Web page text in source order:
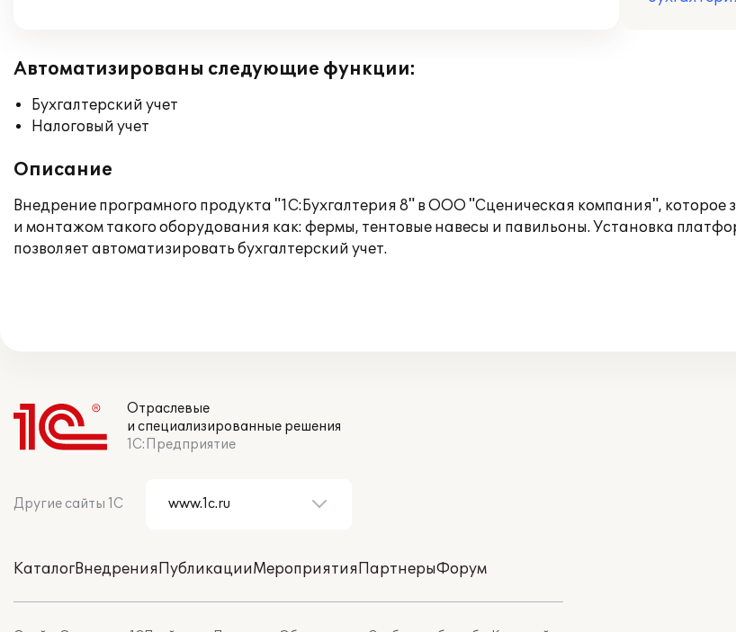
Автоматизированы следующие функции:
Бухгалтерский учет
Налоговый учет
Описание
Внедрение програмного продукта "1С:Бухгалтерия 8" в ООО "Сценическая компания",
и монтажом такого оборудования как: фермы, тентовые навесы и павильоны. Установка
позволяет автоматизировать бухгалтерский учет.
Отраслевые
и специализированные решения
1С:Предприятие
Другие сайты 1С
КаталогВнедренияПубликацииМероприятияПартнерыФорум